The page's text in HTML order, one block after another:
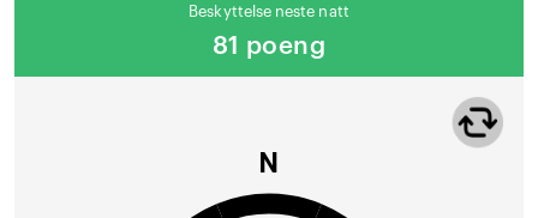
Beskyttelse neste natt
81 poeng
N